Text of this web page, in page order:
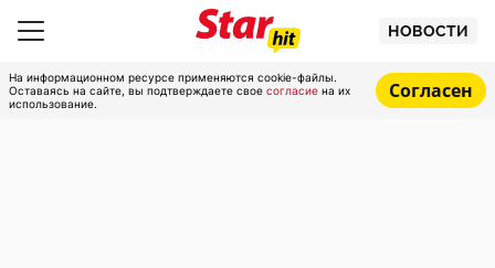
НОВОСТИ
На информационном ресурсе применяются cookie-файлы.
Оставаясь на сайте, вы подтверждаете свое согласие на их
использование.
Согласен